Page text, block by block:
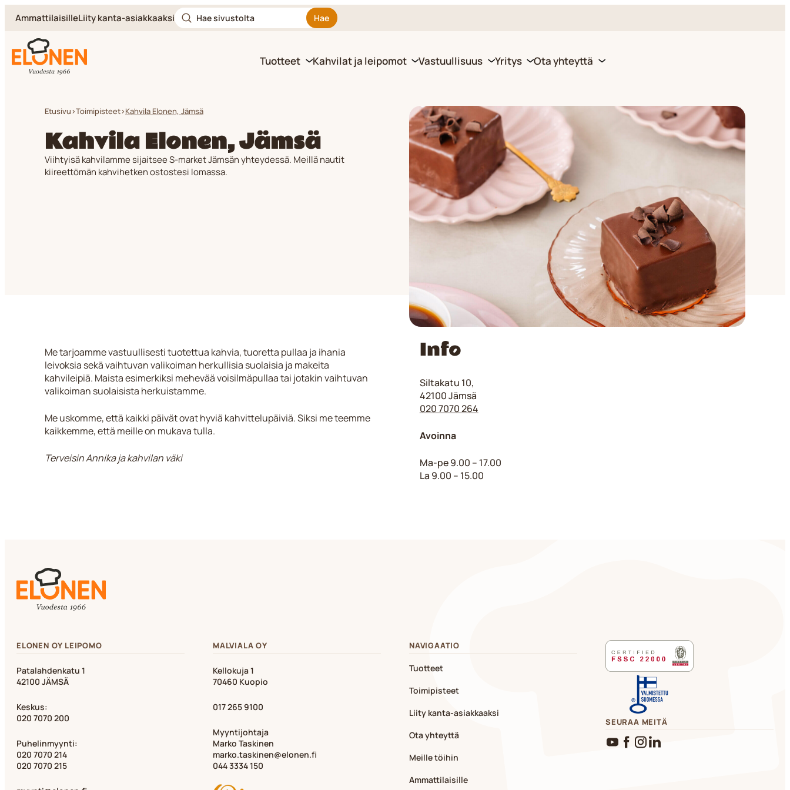
Siirry
sisältöön
AmmattilaisilleLiity kanta-asiakkaaksiHae
sivustolta
Hae
Elonen Tuotteet Kahvilat ja leipomot Vastuullisuus Yritys Ota yhteyttä
Etusivu>Toimipisteet>Kahvila Elonen, Jämsä
Kahvila Elonen, Jämsä
Viihtyisä kahvilamme sijaitsee S-market Jämsän yhteydessä. Meillä nautit
kiireettömän kahvihetken ostostesi lomassa.
Me tarjoamme vastuullisesti tuotettua kahvia, tuoretta pullaa ja ihania
leivoksia sekä vaihtuvan valikoiman herkullisia suolaisia ja makeita
kahvileipiä. Maista esimerkiksi mehevää voisilmäpullaa tai jotakin vaihtuvan
valikoiman suolaisista herkuistamme.
Me uskomme, että kaikki päivät ovat hyviä kahvittelupäiviä. Siksi me teemme
kaikkemme, että meille on mukava tulla.
Terveisin Annika ja kahvilan väki
Info
Siltakatu 10,
42100 Jämsä
020 7070 264
Avoinna
Ma-pe 9.00 – 17.00
La 9.00 – 15.00
ELONEN OY LEIPOMO
Patalahdenkatu 1
42100 JÄMSÄ
Keskus:
020 7070 200
Puhelinmyynti:
020 7070 214
020 7070 215
MALVIALA OY
Kellokuja 1
70460 Kuopio
017 265 9100
Myyntijohtaja
Marko Taskinen
marko.taskinen@elonen.fi
044 3334 150
NAVIGAATIO
Tuotteet
Toimipisteet
Liity kanta-asiakkaaksi
Ota yhteyttä
Meille töihin
Ammattilaisille
SEURAA MEITÄ
YouTubeFacebook
Instagram
LinkedIn